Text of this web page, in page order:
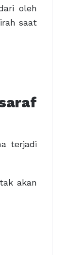
oleh
saat
terjadi
akan